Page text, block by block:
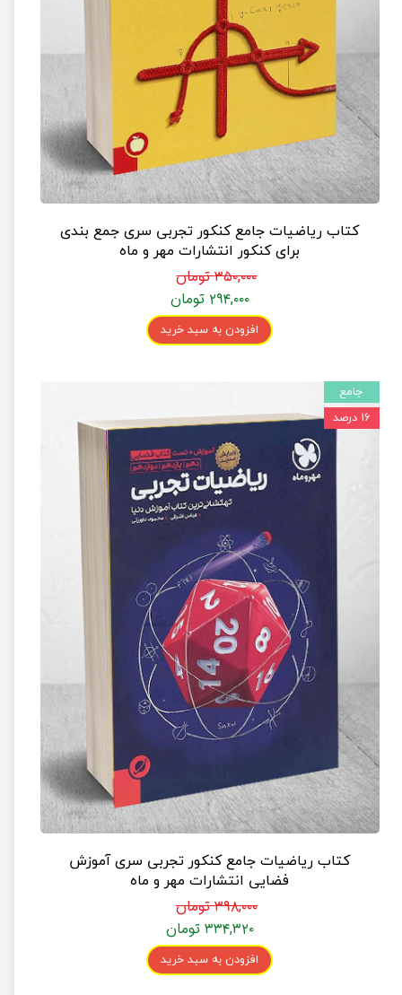
کتاب ریاضیات جامع کنکور تجربی سری جمع بندی
برای کنکور انتشارات مهر و ماه
۳۵۰,۰۰۰ تومان
۲۹۴,۰۰۰ تومان
افزودن به سبد خرید
کتاب ریاضیات جامع کنکور تجربی سری آموزش
فضایی انتشارات مهر و ماه
۳۹۸,۰۰۰ تومان
۳۳۴,۳۲۰ تومان
افزودن به سبد خرید
جامع
۱۶ درصد